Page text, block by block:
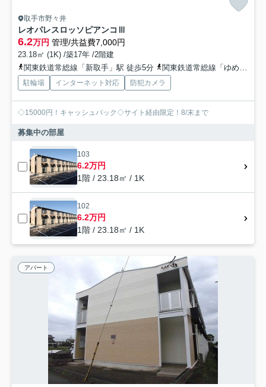
取手市野々井
レオパレスロッソピアンコⅢ
6.2万円 管理/共益費7,000円
23.18㎡ (1K) /築17年 /2階建
関東鉄道常総線「新取手」駅 徒歩5分
関東鉄道常総線「ゆめみ野」駅 徒歩8分
駐輪場 インターネット対応 防犯カメラ
◇15000円！キャッシュバック◇サイト経由限定！8/末まで
募集中の部屋
103
6.2万円
1階 / 23.18㎡ / 1K
102
6.2万円
1階 / 23.18㎡ / 1K
アパート